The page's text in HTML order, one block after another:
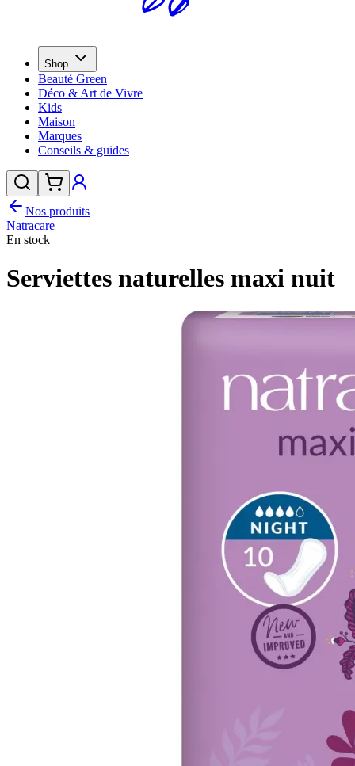
Shop
Beauté Green
Déco & Art de Vivre
Kids
Maison
Marques
Conseils & guides
Nos produits
Natracare
En stock
Serviettes naturelles maxi nuit